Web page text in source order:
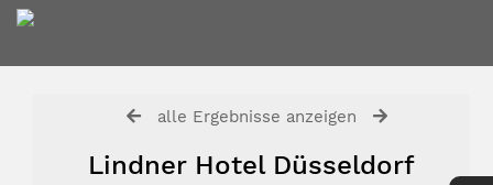
alle Ergebnisse anzeigen
Lindner Hotel Düsseldorf